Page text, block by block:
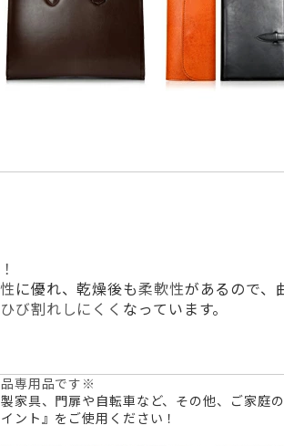
に優れ、乾燥後も柔軟性があるので、
び割れしにくく なっています。
専用品です※
家具、門扉や自転車など、その他、ご家庭
ント』をご使用ください！